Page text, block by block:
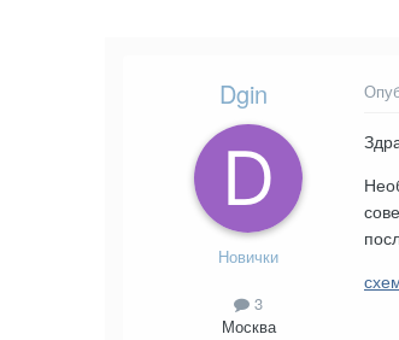
Dgin
Новички
3
Москва